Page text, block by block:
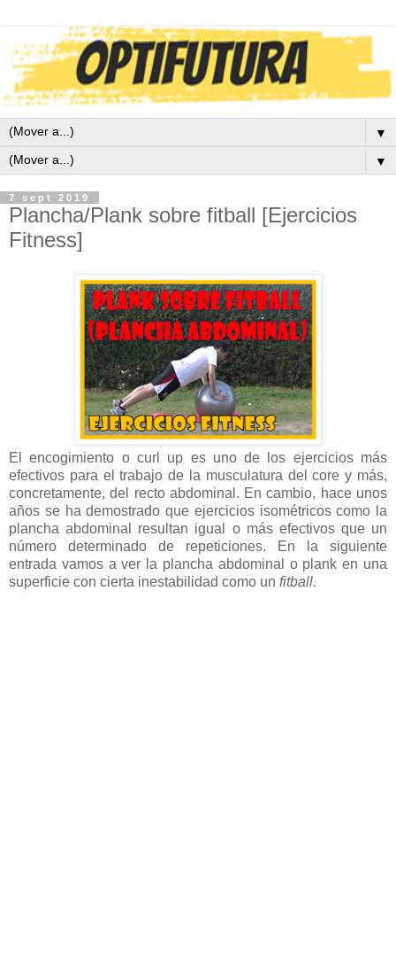
▼
▼
7 sept 2019
Plancha/Plank sobre fitball [Ejercicios
Fitness]
El encogimiento o curl up es uno de los ejercicios más
efectivos para el trabajo de la musculatura del core y más,
concretamente, del recto abdominal. En cambio, hace unos
años se ha demostrado que ejercicios isométricos como la
plancha abdominal resultan igual o más efectivos que un
número determinado de repeticiones. En la siguiente
entrada vamos a ver la plancha abdominal o plank en una
superficie con cierta inestabilidad como un fitball.